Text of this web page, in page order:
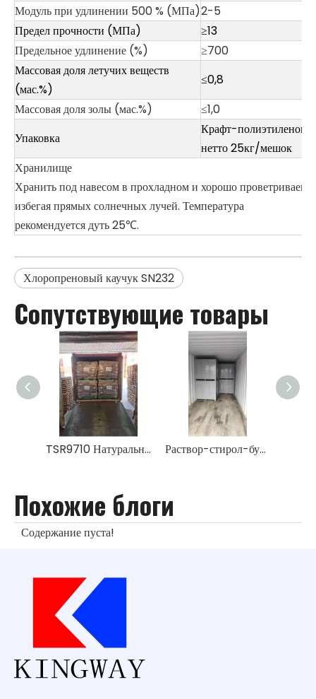
Модуль при удлинении 500 % (МПа)2-5
Предел прочности (МПа)
≥13
Предельное удлинение (%)
≥700
Массовая доля летучих веществ
(мас.%)
≤0,8
Массовая доля золы (мас.%)
≤1,0
Упаковка
Крафт-
нетто 25кг/мешок
Хранилище
Хранить под навесом в прохладном и хорошо
избегая прямых солнечных лучей. Температура
рекомендуется дуть 25℃.
Хлоропреновый каучук SN232
Сопутствующие товары
TSR9710 Натуральный каучук Раствор-стирол-бутадиен-каучук SSBR HPR950 Eneos
Похожие блоги
Содержание пуста!